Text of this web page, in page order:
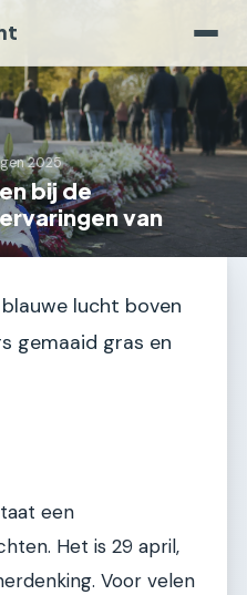
2025
bij de
van
lucht boven
gemaaid gras en
een
Het is 29 april,
Voor velen